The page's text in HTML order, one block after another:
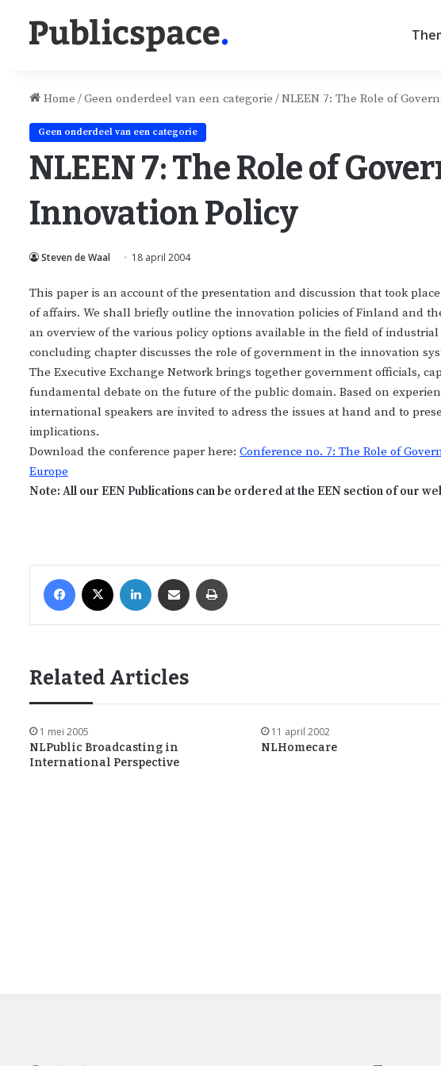
Home /Geen onderdeel van een categorie /NLEEN 7: The Role of
Geen onderdeel van een categorie
NLEEN 7: The Role of
Innovation Policy
Steven de Waal 18 april 2004
This paper is an account of the presentation and discussion that took
of affairs. We shall briefly outline the innovation policies of Finland and
an overview of the various policy options available in the field of
concluding chapter discusses the role of government in the innovation
The Executive Exchange Network brings together government officials,
fundamental debate on the future of the public domain. Based on
international speakers are invited to adress the issues at hand and to
implications.
Download the conference paper here: Conference no. 7: The Role of
Europe
Note: All our EEN Publications can be ordered at the EEN section of our
Related Articles
1 mei 2005
NLPublic Broadcasting in
International Perspective
11 april 2002
NLHomecare